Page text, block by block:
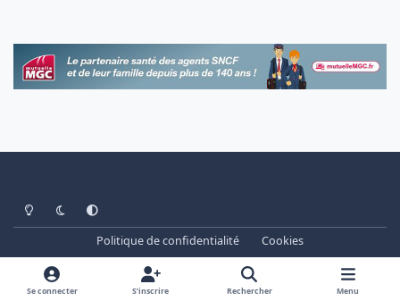
Light ModeDark ModeSystem Preference
Politique de confidentialité
Cookies
www.cheminots.net - Forum Libre depuis 2003
Powered by
Invision Community
Se connecter S’inscrire Rechercher Menu